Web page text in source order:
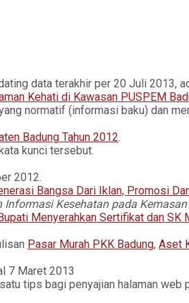
data terakhir per 20 Juli 2013,
Kehati di Kawasan PUSPEM
normatif (informasi baku) dan
Badung Tahun 2012.
kunci tersebut.
2012.
Bangsa Dari Iklan, Promosi
Kesehatan pada
Menyerahkan Sertifikat dan SK
Pasar Murah PKK Badung, Aset
7 Maret 2013
tips bagi penyajian halaman web